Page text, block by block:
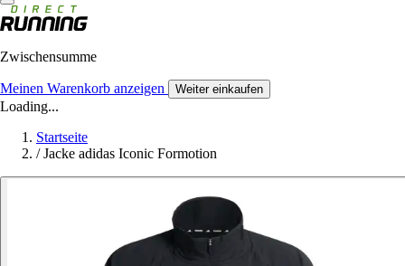
Zwischensumme
Meinen Warenkorb anzeigen Weiter einkaufen
Loading...
Startseite
/ Jacke adidas Iconic Formotion